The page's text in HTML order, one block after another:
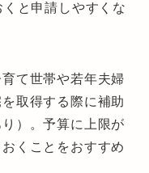
と申請しやすくな
育て世帯や若年夫婦
取得する際に補助
）。予算に上限が
くことをおすすめ